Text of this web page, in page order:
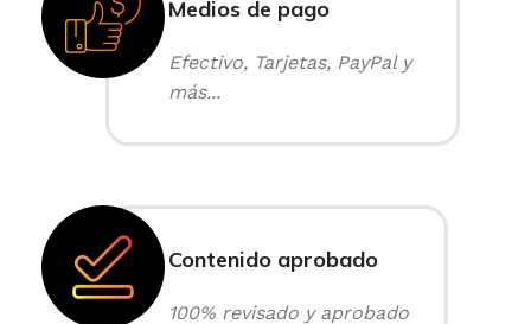
Medios de pago
Efectivo, Tarjetas, PayPal y
más...
Contenido aprobado
100% revisado y aprobado